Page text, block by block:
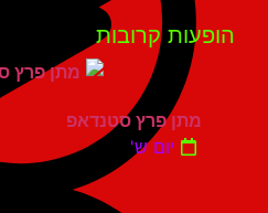
קרובות
מתן פרץ סטנדאפ
יום ש'